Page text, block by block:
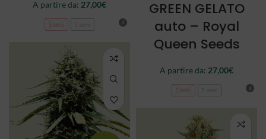
A partire da: 27,00€
3 semi
GREEN GELATO
auto – Royal
Queen Seeds
A partire da: 27,00€
3 semi